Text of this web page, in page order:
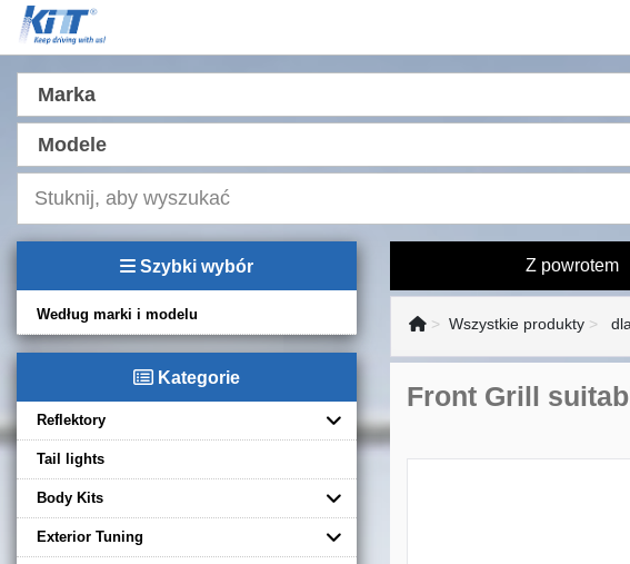
Marka
Modele
Szybki wybór
Według marki i modelu
Kategorie
Reflektory
Tail lights
Body Kits
Exterior Tuning
Z powrotem
Wszystkie produkty
Front Grill